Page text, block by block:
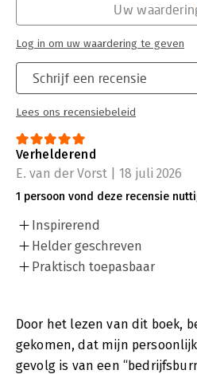
Schrijf een recensie
Lees ons recensiebeleid
Uw
Log in om uw waardering te geven
Verhelderend
E. van der Vorst | 18 juli 2026
1 persoon vond deze recensie
Inspirerend
Helder geschreven
Praktisch toepasbaar
Door het lezen van dit boek,
gekomen, dat mijn
gevolg is van een